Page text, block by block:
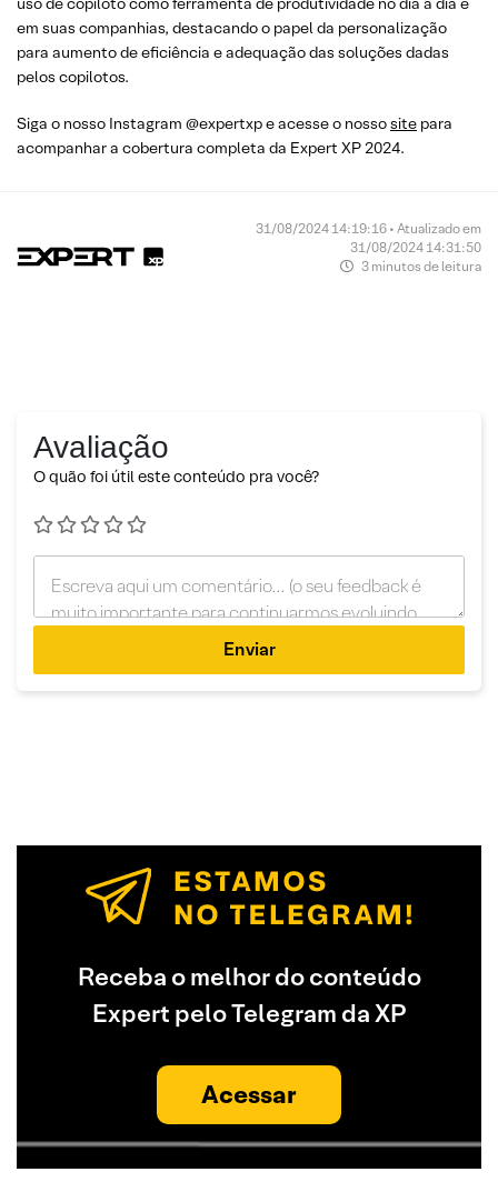
em suas companhias, destacando o papel da personalização
para aumento de eficiência e adequação das soluções dadas
pelos copilotos.
Siga o nosso Instagram @expertxp e acesse o nossosite para
acompanhar a cobertura completa da Expert XP 2024.
31/08/2024 14:19:16 • Atualizado em
31/08/2024 14:31:50
3 minutos de leitura
Avaliação
O quão foi útil este conteúdo pra você?
Enviar
Receba o melhor do conteúdo
Expert pelo Telegram da XP
Acessar